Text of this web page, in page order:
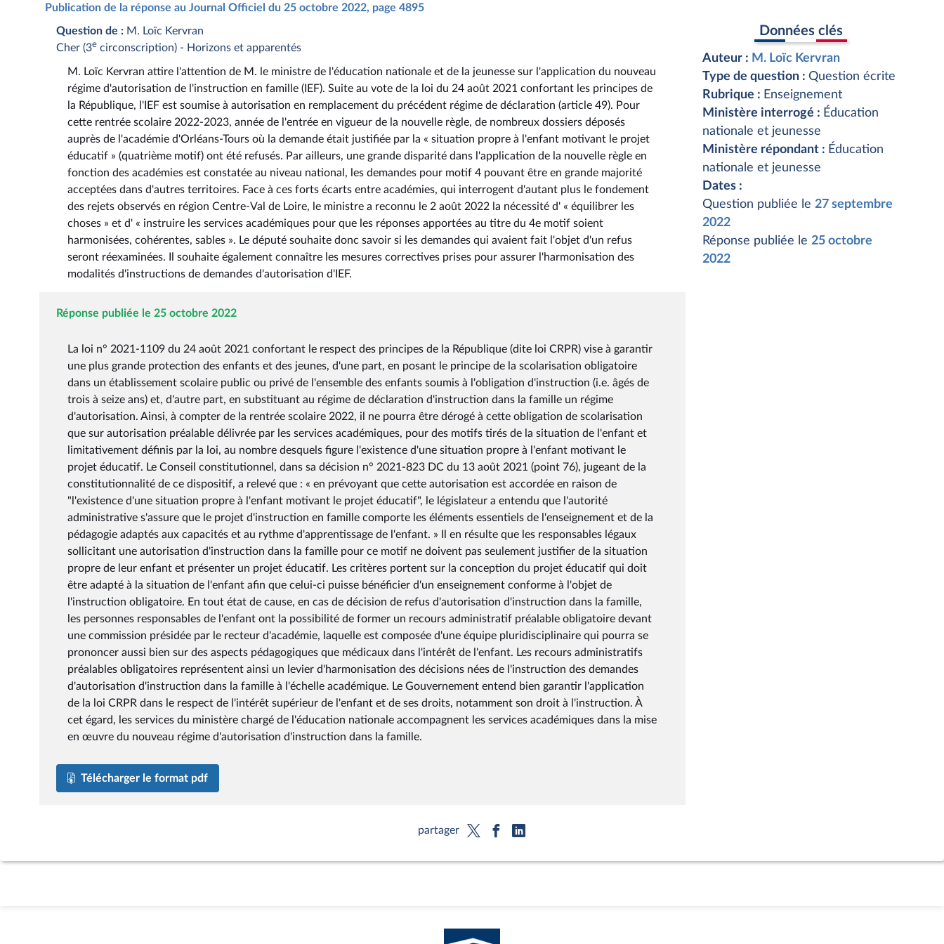
Publication de la réponse au Journal Officiel du 25 octobre 2022, page 4895
Question de : M. Loïc Kervran
Cher (3e circonscription) - Horizons et apparentés
M. Loïc Kervran attire l'attention de M. le ministre de l'éducation nationale et de la jeunesse sur l'application du nouveau
régime d'autorisation de l'instruction en famille (IEF). Suite au vote de la loi du 24 août 2021 confortant les principes de
la République, l'IEF est soumise à autorisation en remplacement du précédent régime de déclaration (article 49). Pour
cette rentrée scolaire 2022-2023, année de l'entrée en vigueur de la nouvelle règle, de nombreux dossiers déposés
auprès de l'académie d'Orléans-Tours où la demande était justifiée par la « situation propre à l'enfant motivant le projet
éducatif » (quatrième motif) ont été refusés. Par ailleurs, une grande disparité dans l'application de la nouvelle règle en
fonction des académies est constatée au niveau national, les demandes pour motif 4 pouvant être en grande majorité
acceptées dans d'autres territoires. Face à ces forts écarts entre académies, qui interrogent d'autant plus le fondement
des rejets observés en région Centre-Val de Loire, le ministre a reconnu le 2 août 2022 la nécessité d' « équilibrer les
choses » et d' « instruire les services académiques pour que les réponses apportées au titre du 4e motif soient
harmonisées, cohérentes, sables ». Le député souhaite donc savoir si les demandes qui avaient fait l'objet d'un refus
seront réexaminées. Il souhaite également connaître les mesures correctives prises pour assurer l'harmonisation des
modalités d'instructions de demandes d'autorisation d'IEF.
Réponse publiée le 25 octobre 2022
La loi n° 2021-1109 du 24 août 2021 confortant le respect des principes de la République (dite loi CRPR) vise à garantir
une plus grande protection des enfants et des jeunes, d'une part, en posant le principe de la scolarisation obligatoire
dans un établissement scolaire public ou privé de l'ensemble des enfants soumis à l'obligation d'instruction (i.e. âgés de
trois à seize ans) et, d'autre part, en substituant au régime de déclaration d'instruction dans la famille un régime
d'autorisation. Ainsi, à compter de la rentrée scolaire 2022, il ne pourra être dérogé à cette obligation de scolarisation
que sur autorisation préalable délivrée par les services académiques, pour des motifs tirés de la situation de l'enfant et
limitativement définis par la loi, au nombre desquels figure l'existence d'une situation propre à l'enfant motivant le
projet éducatif. Le Conseil constitutionnel, dans sa décision n° 2021-823 DC du 13 août 2021 (point 76), jugeant de la
constitutionnalité de ce dispositif, a relevé que : « en prévoyant que cette autorisation est accordée en raison de
"l'existence d'une situation propre à l'enfant motivant le projet éducatif", le législateur a entendu que l'autorité
administrative s'assure que le projet d'instruction en famille comporte les éléments essentiels de l'enseignement et de la
pédagogie adaptés aux capacités et au rythme d'apprentissage de l'enfant. » Il en résulte que les responsables légaux
sollicitant une autorisation d'instruction dans la famille pour ce motif ne doivent pas seulement justifier de la situation
propre de leur enfant et présenter un projet éducatif. Les critères portent sur la conception du projet éducatif qui doit
être adapté à la situation de l'enfant afin que celui-ci puisse bénéficier d'un enseignement conforme à l'objet de
l'instruction obligatoire. En tout état de cause, en cas de décision de refus d'autorisation d'instruction dans la famille,
les personnes responsables de l'enfant ont la possibilité de former un recours administratif préalable obligatoire devant
une commission présidée par le recteur d'académie, laquelle est composée d'une équipe pluridisciplinaire qui pourra se
prononcer aussi bien sur des aspects pédagogiques que médicaux dans l'intérêt de l'enfant. Les recours administratifs
préalables obligatoires représentent ainsi un levier d'harmonisation des décisions nées de l'instruction des demandes
d'autorisation d'instruction dans la famille à l'échelle académique. Le Gouvernement entend bien garantir l'application
de la loi CRPR dans le respect de l'intérêt supérieur de l'enfant et de ses droits, notamment son droit à l'instruction. À
cet égard, les services du ministère chargé de l'éducation nationale accompagnent les services académiques dans la mise
en œuvre du nouveau régime d'autorisation d'instruction dans la famille.
Télécharger le format pdf
Données clés
Auteur : M. Loïc Kervran
Type de question : Question écrite
Rubrique : Enseignement
Ministère interrogé : Éducation
nationale et jeunesse
Ministère répondant : Éducation
nationale et jeunesse
Dates :
Question publiée le 27 septembre
2022
Réponse publiée le 25 octobre
2022
partager